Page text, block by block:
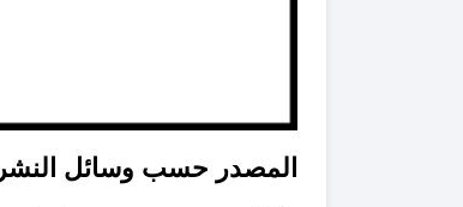
المصدر حسب وسائل النشر